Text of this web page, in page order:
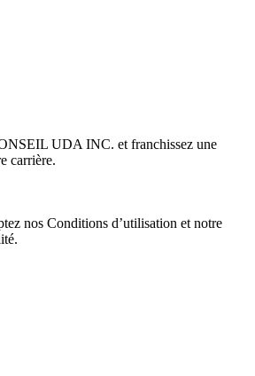
UDA INC. et franchissez une
carrière.
nos Conditions d’utilisation et notre